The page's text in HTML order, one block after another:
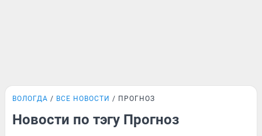
ВОЛОГДА ВСЕ НОВОСТИ ПРОГНОЗ
Новости по тэгу Прогноз